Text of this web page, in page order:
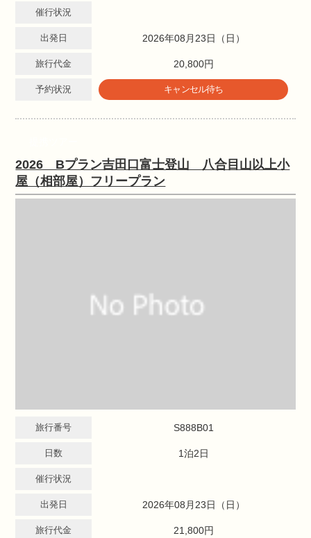
催行状況
出発日 2026年08月23日（日）
旅行代金 20,800円
予約状況 キャンセル待ち
2026 Bプラン吉田口富士登山 八合目山以上小
屋（相部屋）フリープラン
旅行番号 S888B01
日数 1泊2日
催行状況
出発日 2026年08月23日（日）
旅行代金 21,800円